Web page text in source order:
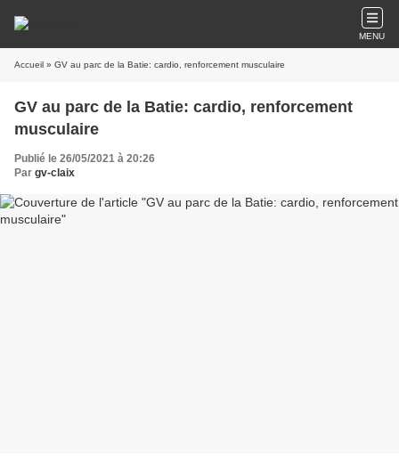
MENU
Accueil » GV au parc de la Batie: cardio, renforcement musculaire
GV au parc de la Batie: cardio, renforcement
musculaire
Publié le 26/05/2021 à 20:26
Par gv-claix